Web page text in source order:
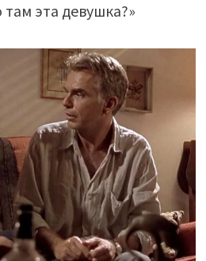
эта девушка?»